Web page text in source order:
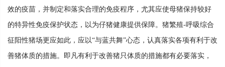
效的疫苗，并制定和落实合理的免疫程序，尤其应使母猪保持较好
的特异性免疫保护状态，以为仔猪健康提供保障。猪繁殖-呼吸综合
征阳性猪场更应如此，应以“与蓝共舞”心态，认真落实各项有利于改
善猪体质的措施。即凡有利于改善猪只体质的措施都有必要落实，